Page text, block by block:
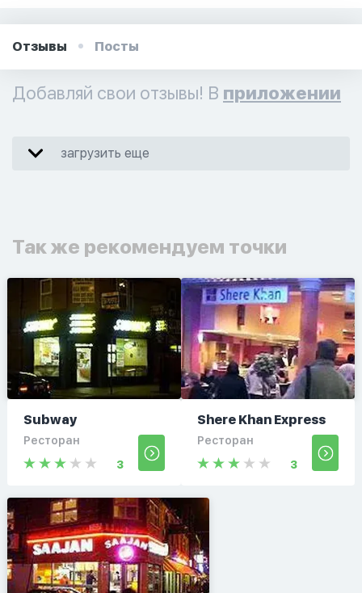
Отзывы Посты
Добавляй свои отзывы! В приложении
загрузить еще
Так же рекомендуем точки
Subway
Ресторан
3
Shere Khan Express
Ресторан
3